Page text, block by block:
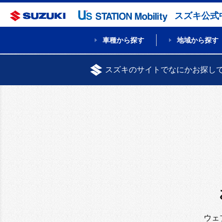
スズキ公式
車種から探す 地域から探す
スズキのサイトでなにかお探し
ウェ